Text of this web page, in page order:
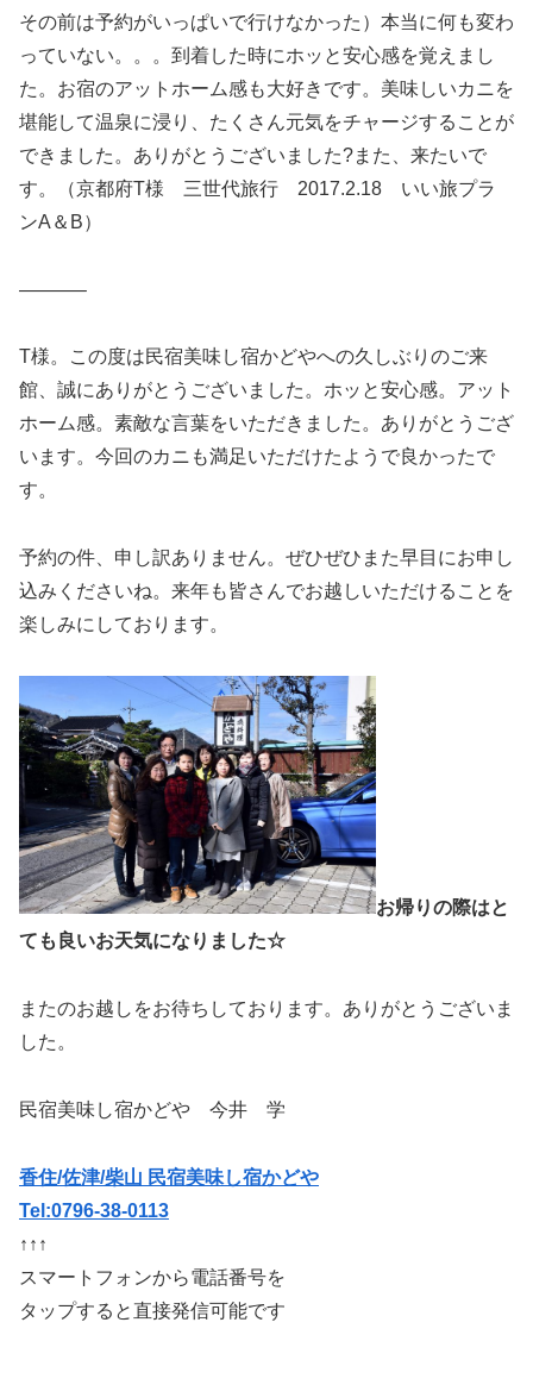
その前は予約がいっぱいで行けなかった）本当に何も変わ
っていない。。。到着した時にホッと安心感を覚えまし
た。お宿のアットホーム感も大好きです。美味しいカニを
堪能して温泉に浸り、たくさん元気をチャージすることが
できました。ありがとうございました?また、来たいで
す。（京都府T様 三世代旅行 2017.2.18 いい旅プラ
ンA＆B）
———–
T様。この度は民宿美味し宿かどやへの久しぶりのご来
館、誠にありがとうございました。ホッと安心感。アット
ホーム感。素敵な言葉をいただきました。ありがとうござ
います。今回のカニも満足いただけたようで良かったで
す。
予約の件、申し訳ありません。ぜひぜひまた早目にお申し
込みくださいね。来年も皆さんでお越しいただけることを
楽しみにしております。
お帰りの際はと
ても良いお天気になりました☆
またのお越しをお待ちしております。ありがとうございま
した。
民宿美味し宿かどや 今井 学
香住/佐津/柴山 民宿美味し宿かどや
Tel:0796-38-0113
↑↑↑
スマートフォンから電話番号を
タップすると直接発信可能です